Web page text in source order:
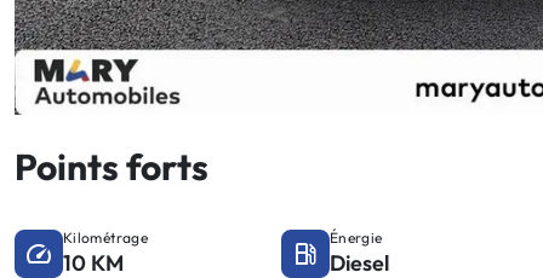
Points forts
Kilométrage
10 KM
Énergie
Diesel